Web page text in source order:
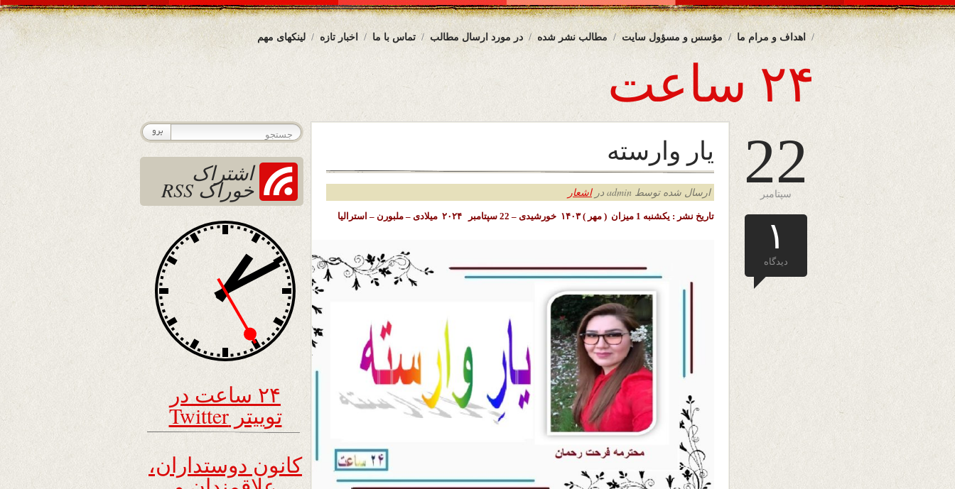
لینکهای مهم اخبار تازه تماس با ما در مورد ارسال مطالب مطالب نشر شده مؤسس و مسؤول سایت اهداف و مرام ما
۲۴ ساعت
22
سپتامبر
۱
دیدگاه
یار وارسته
ارسال شده توسط admin در اشعار
تاریخ نشر : یکشنبه 1 میزان ( مهر ) ۱۴۰۳ خورشیدی – 22 سپتامبر ۲۰۲۴ میلادی – ملبورن – استرالیا
اشتراک
خوراک RSS
۲۴ ساعت در
توییتر Twitter
کانون دوستداران،